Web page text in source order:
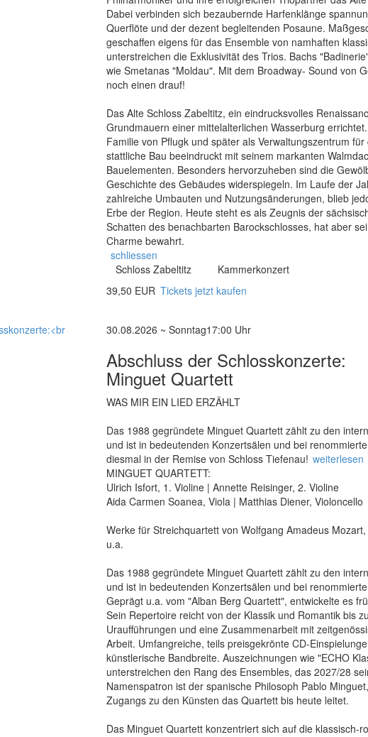
Dabei verbinden sich bezaubernde Harfenklänge
Querflöte und der dezent begleitenden Posaune.
geschaffen eigens für das Ensemble von namhaften
unterstreichen die Exklusivität des Trios. Bachs
wie Smetanas "Moldau". Mit dem Broadway- Sound von
noch einen drauf!
Das Alte Schloss Zabeltitz, ein eindrucksvolles
Grundmauern einer mittelalterlichen Wasserburg
Familie von Pflugk und später als Verwaltungszentrum
stattliche Bau beeindruckt mit seinem markanten
Bauelementen. Besonders hervorzuheben sind die
Geschichte des Gebäudes widerspiegeln. Im Laufe der
zahlreiche Umbauten und Nutzungsänderungen, blieb
Erbe der Region. Heute steht es als Zeugnis der
Schatten des benachbarten Barockschlosses, hat aber
Charme bewahrt.
schliessen
Schloss Zabeltitz
Kammerkonzert
39,50 EUR Tickets jetzt kaufen
30.08.2026 ~ Sonntag17:00 Uhr
Abschluss der Schlosskonzerte:
Minguet Quartett
WAS MIR EIN LIED ERZÄHLT
Das 1988 gegründete Minguet Quartett zählt zu den
und ist in bedeutenden Konzertsälen und bei
diesmal in der Remise von Schloss Tiefenau! weiterlesen
MINGUET QUARTETT:
Ulrich Isfort, 1. Violine | Annette Reisinger, 2. Violine
Aida Carmen Soanea, Viola | Matthias Diener, Violoncello
Werke für Streichquartett von Wolfgang Amadeus
u.a.
Das 1988 gegründete Minguet Quartett zählt zu den
und ist in bedeutenden Konzertsälen und bei
Geprägt u.a. vom "Alban Berg Quartett", entwickelte es
Sein Repertoire reicht von der Klassik und Romantik bis
Uraufführungen und eine Zusammenarbeit mit
Arbeit. Umfangreiche, teils preisgekrönte CD-
künstlerische Bandbreite. Auszeichnungen wie "ECHO
unterstreichen den Rang des Ensembles, das 2027/28
Namenspatron ist der spanische Philosoph Pablo
Zugangs zu den Künsten das Quartett bis heute leitet.
Das Minguet Quartett konzentriert sich auf die klassisch-